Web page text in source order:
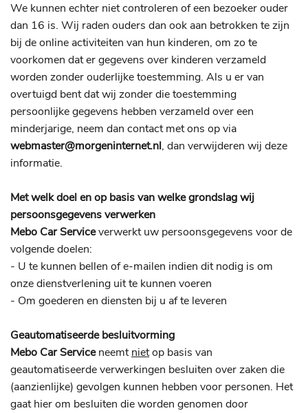
We kunnen echter niet controleren of een bezoeker ouder
dan 16 is. Wij raden ouders dan ook aan betrokken te zijn
bij de online activiteiten van hun kinderen, om zo te
voorkomen dat er gegevens over kinderen verzameld
worden zonder ouderlijke toestemming. Als u er van
overtuigd bent dat wij zonder die toestemming
persoonlijke gegevens hebben verzameld over een
minderjarige, neem dan contact met ons op via
webmaster@morgeninternet.nl, dan verwijderen wij deze
informatie.
Met welk doel en op basis van welke grondslag wij
persoonsgegevens verwerken
Mebo Car Serviceverwerkt uw persoonsgegevens voor de
volgende doelen:
- U te kunnen bellen of e-mailen indien dit nodig is om
onze dienstverlening uit te kunnen voeren
- Om goederen en diensten bij u af te leveren
Geautomatiseerde besluitvorming
Mebo Car Serviceneemtnietop basis van
geautomatiseerde verwerkingen besluiten over zaken die
(aanzienlijke) gevolgen kunnen hebben voor personen. Het
gaat hier om besluiten die worden genomen door